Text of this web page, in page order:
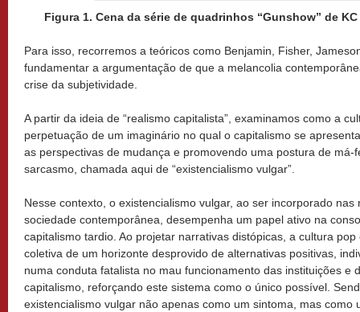
Figura 1. Cena da série de quadrinhos “Gunshow” de
Para isso, recorremos a teóricos como Benjamin, Fisher,
fundamentar a argumentação de que a melancolia
crise da subjetividade.
A partir da ideia de “realismo capitalista”, examinamos como a
perpetuação de um imaginário no qual o capitalismo se
as perspectivas de mudança e promovendo uma postura de
sarcasmo, chamada aqui de “existencialismo vulgar”.
Nesse contexto, o existencialismo vulgar, ao ser incorporado
sociedade contemporânea, desempenha um papel ativo na
capitalismo tardio. Ao projetar narrativas distópicas, a cultura
coletiva de um horizonte desprovido de alternativas positivas,
numa conduta fatalista no mau funcionamento das instituições e
capitalismo, reforçando este sistema como o único possível.
existencialismo vulgar não apenas como um sintoma, mas como